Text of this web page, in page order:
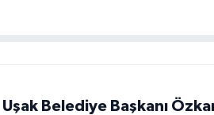
Uşak Belediye Başkanı